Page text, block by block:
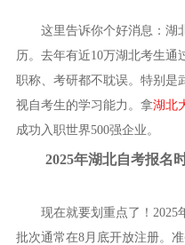
这里告诉你个好消息：湖
历。去年有近10万湖北考生
职称、考研都不耽误。特别是
视自考生的学习能力。拿湖北
成功入职世界500强企业。
2025年湖北自考报名
现在就要划重点了！2025
批次通常在8月底开放注册。